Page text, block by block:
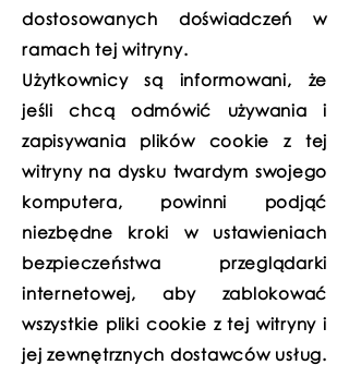
dostosowanych doświadczeń w
ramach tej witryny.
Użytkownicy są informowani, że
jeśli chcą odmówić używania i
zapisywania plików cookie z tej
witryny na dysku twardym swojego
komputera, powinni podjąć
niezbędne kroki w ustawieniach
bezpieczeństwa przeglądarki
internetowej, aby zablokować
wszystkie pliki cookie z tej witryny i
jej zewnętrznych dostawców usług.